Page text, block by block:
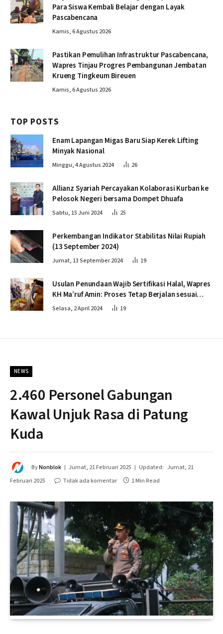
Para Siswa Kembali Belajar dengan Layak
Pascabencana
Kamis, 6 Agustus 2026
Pastikan Pemulihan Infrastruktur Pascabencana,
Wapres Tinjau Progres Pembangunan Jembatan
Krueng Tingkeum Bireuen
Kamis, 6 Agustus 2026
TOP POSTS
Enam Lapangan Migas Baru Siap Kerek Lifting
Minyak Nasional
Minggu, 4 Agustus 2024 26
Allianz Syariah Percayakan Kolaborasi Kurban ke
Pelosok Negeri bersama Dompet Dhuafa
Sabtu, 15 Juni 2024 25
Perkembangan Indikator Stabilitas Nilai Rupiah
(13 September 2024)
Jumat, 13 September 2024 19
Usulan Penundaan Wajib Sertifikasi Halal, Wapres
KH Ma’ruf Amin: Proses Tetap Berjalan sesuai
Penahapan
Selasa, 2 April 2024 19
NEWS
2.460 Personel Gabungan
Kawal Unjuk Rasa di Patung
Kuda
ByNonblok Jumat, 21 Februari 2025 Updated: Jumat, 21
Februari 2025
Tidak ada komentar 1 Min Read